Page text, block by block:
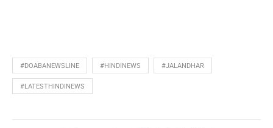
#DOABANEWSLINE #HINDINEWS #JALANDHAR
#LATESTHINDINEWS